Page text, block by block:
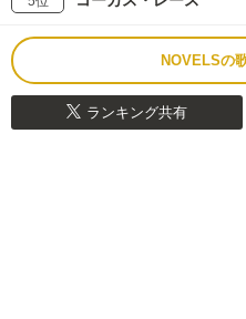
NOVELSの
ランキング共有